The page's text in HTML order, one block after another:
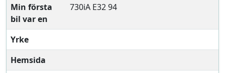
Min första
bil var en
730iA E32 94
Yrke
Hemsida